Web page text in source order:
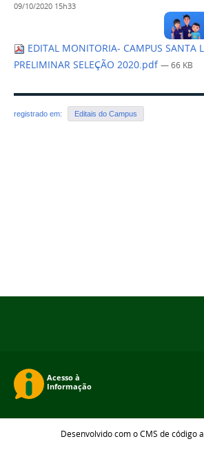
09/10/2020 15h33
EDITAL MONITORIA- CAMPUS SANTA
PRELIMINAR SELEÇÃO 2020.pdf — 66 KB
registrado em: Editais do Campus
Desenvolvido com o CMS de código